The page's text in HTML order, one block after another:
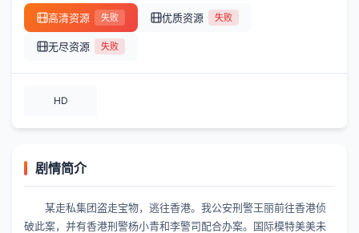
高清资源 失败 优质资源 失败
无尽资源 失败
HD
剧情简介
某走私集团盗走宝物，逃往香港。我公安刑警王丽前往香港侦
破此案，并有香港刑警杨小青和李警司配合办案。国际模特美美未